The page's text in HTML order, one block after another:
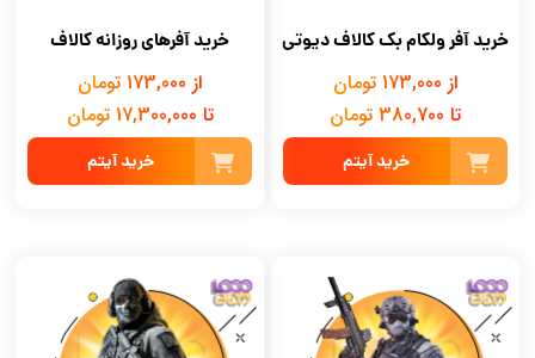
خرید آفر ولکام بک کالاف دیوتی
از 173,000 تومان
تا 380,700 تومان
خرید آیتم
خرید آفرهای روزانه کالاف
از 173,000 تومان
تا 17,300,000 تومان
خرید آیتم